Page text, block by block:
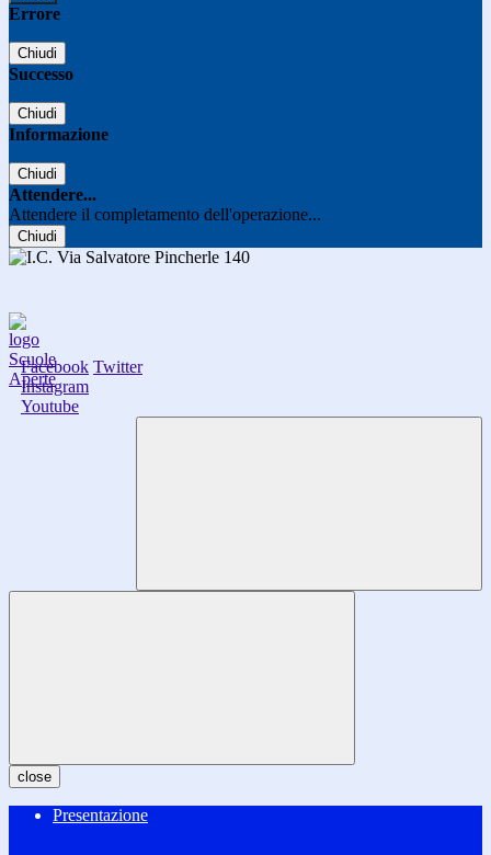
Errore
Chiudi
Successo
Chiudi
Informazione
Chiudi
Attendere...
Attendere il completamento dell'operazione...
Chiudi
Facebook Twitter
Instagram
Youtube
close
Presentazione